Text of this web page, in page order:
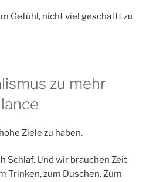
Gefühl, nicht viel geschafft zu
zu mehr
Ziele zu haben.
Schlaf. Und wir brauchen Zeit
Trinken, zum Duschen. Zum